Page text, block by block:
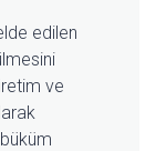
edilen
ve